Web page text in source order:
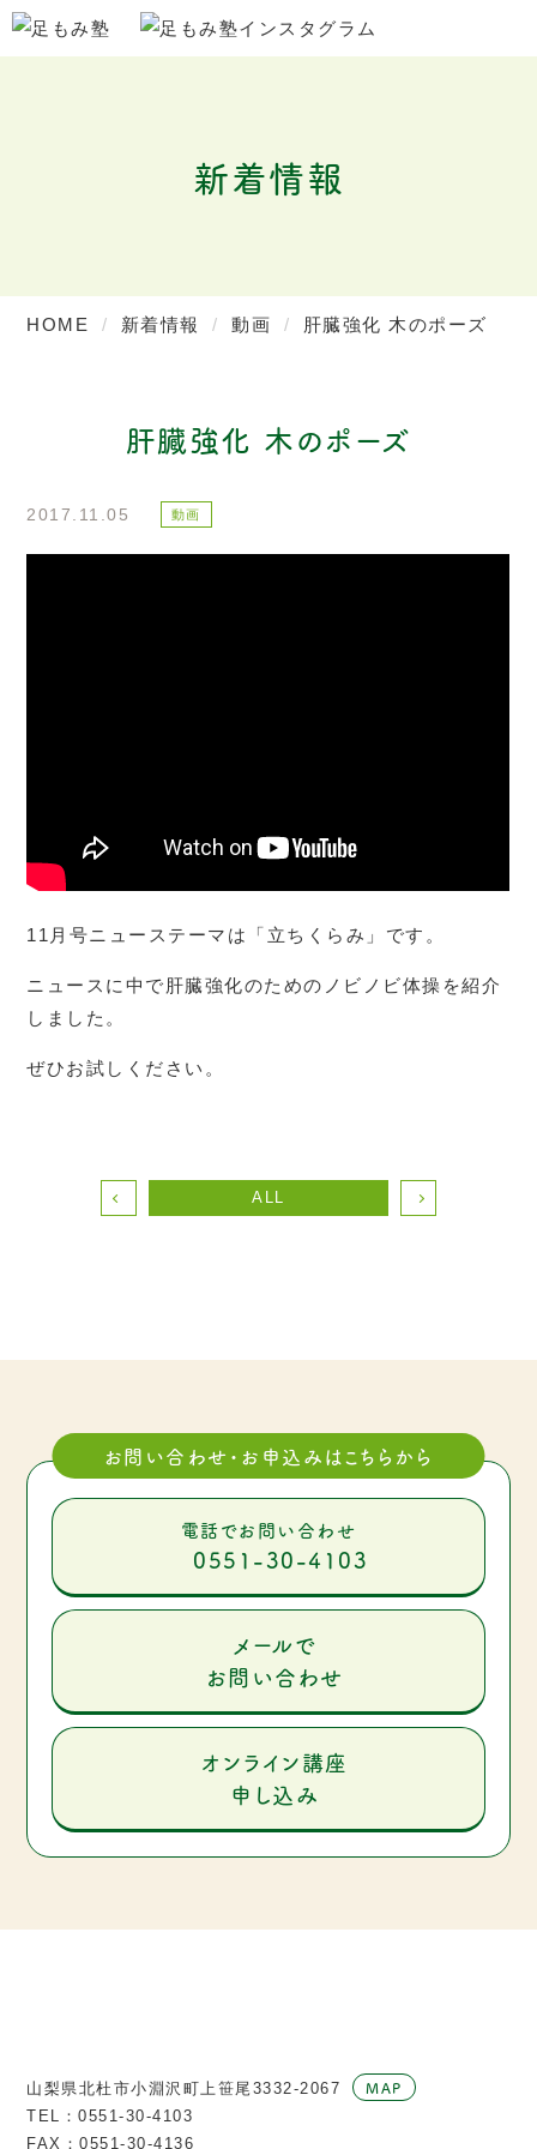
新着情報
HOME 新着情報 動画 肝臓強化 木のポーズ
肝臓強化 木のポーズ
2017.11.05 動画
11月号ニューステーマは「立ちくらみ」です。
ニュースに中で肝臓強化のためのノビノビ体操を紹介
しました。
ぜひお試しください。
ALL
お問い合わせ・お申込みはこちらから
電話でお問い合わせ
0551-30-4103
メールで
お問い合わせ
オンライン講座
申し込み
山梨県北杜市小淵沢町上笹尾3332-2067 MAP
TEL：0551-30-4103
FAX：0551-30-4136